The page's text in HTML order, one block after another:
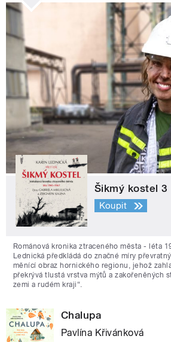
Šikmý kostel 3
Koupit
Románová kronika ztraceného města - léta
Lednická předkládá do značné míry
měnící obraz hornického regionu, jehož
překrývá tlustá vrstva mýtů a zakořeněných
zemi a rudém kraji“.
Chalupa
Pavlína Křivánková